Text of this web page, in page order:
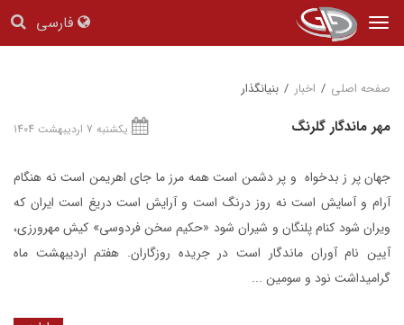
فارسی
صفحه اصلی / اخبار / بنیانگذار
مهر ماندگار گلرنگ یکشنبه 7 اردیبهشت 1404
جهان پر ز بدخواه و پر دشمن است همه مرز ما جای اهریمن است نه هنگام
آرام و آسایش است نه روز درنگ است و آرایش است دریغ است ایران که
ویران شود کنام پلنگان و شیران شود «حکیم سخن فردوسی» کیش مهرورزی،
آیین نام آوران ماندگار است در جریده روزگاران. هفتم اردیبهشت ماه
گرامیداشت نود و سومین ...